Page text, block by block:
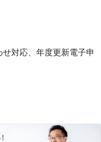
対応、年度更新電子申